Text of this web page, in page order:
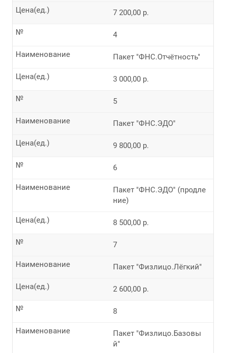
7 200,00 р.
Цена(ед.)
4
№
Пакет "ФНС.Отчётность"
Наименование
3 000,00 р.
Цена(ед.)
5
№
Пакет "ФНС.ЭДО"
Наименование
9 800,00 р.
Цена(ед.)
6
№
Пакет "ФНС.ЭДО" (продле
ние)
Наименование
8 500,00 р.
Цена(ед.)
7
№
Пакет "Физлицо.Лёгкий"
Наименование
2 600,00 р.
Цена(ед.)
8
№
Пакет "Физлицо.Базовы
й"
Наименование